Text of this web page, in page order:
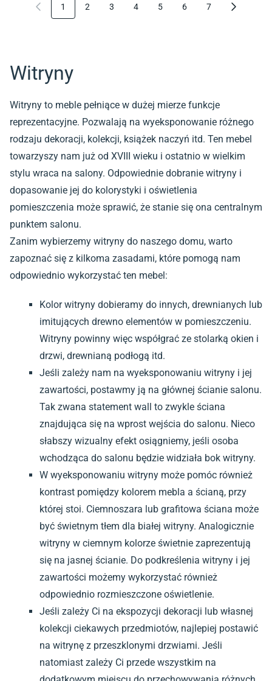
1 2 3 4 5 6 7
Witryny
Witryny to meble pełniące w dużej mierze funkcje
reprezentacyjne. Pozwalają na wyeksponowanie różnego
rodzaju dekoracji, kolekcji, książek naczyń itd. Ten mebel
towarzyszy nam już od XVIII wieku i ostatnio w wielkim
stylu wraca na salony. Odpowiednie dobranie witryny i
dopasowanie jej do kolorystyki i oświetlenia
pomieszczenia może sprawić, że stanie się ona centralnym
punktem salonu.
Zanim wybierzemy witryny do naszego domu, warto
zapoznać się z kilkoma zasadami, które pomogą nam
odpowiednio wykorzystać ten mebel:
Kolor witryny dobieramy do innych, drewnianych lub
imitujących drewno elementów w pomieszczeniu.
Witryny powinny więc współgrać ze stolarką okien i
drzwi, drewnianą podłogą itd.
Jeśli zależy nam na wyeksponowaniu witryny i jej
zawartości, postawmy ją na głównej ścianie salonu.
Tak zwana statement wall to zwykle ściana
znajdująca się na wprost wejścia do salonu. Nieco
słabszy wizualny efekt osiągniemy, jeśli osoba
wchodząca do salonu będzie widziała bok witryny.
W wyeksponowaniu witryny może pomóc również
kontrast pomiędzy kolorem mebla a ścianą, przy
której stoi. Ciemnoszara lub grafitowa ściana może
być świetnym tłem dla białej witryny. Analogicznie
witryny w ciemnym kolorze świetnie zaprezentują
się na jasnej ścianie. Do podkreślenia witryny i jej
zawartości możemy wykorzystać również
odpowiednio rozmieszczone oświetlenie.
Jeśli zależy Ci na ekspozycji dekoracji lub własnej
kolekcji ciekawych przedmiotów, najlepiej postawić
na witrynę z przeszklonymi drzwiami. Jeśli
natomiast zależy Ci przede wszystkim na